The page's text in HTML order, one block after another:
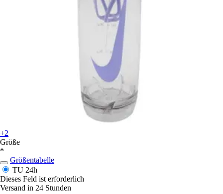
+2
Größe
*
Größentabelle
TU 24h
Dieses Feld ist erforderlich
Versand in 24 Stunden